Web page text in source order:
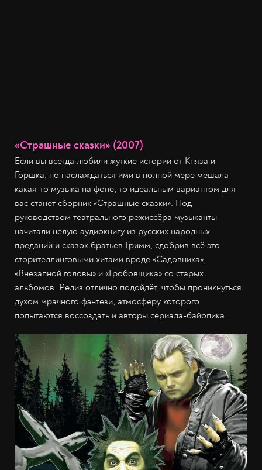
«Страшные сказки» (2007)
Если вы всегда любили жуткие истории от Княза и
Горшка, но наслаждаться ими в полной мере мешала
какая-то музыка на фоне, то идеальным вариантом для
вас станет сборник «Страшные сказки». Под
руководством театрального режиссёра музыканты
начитали целую аудиокнигу из русских народных
преданий и сказок братьев Гримм, сдобрив всё это
сторителлинговыми хитами вроде «Садовника»,
«Внезапной головы» и «Гробовщика» со старых
альбомов. Релиз отлично подойдёт, чтобы проникнуться
духом мрачного фэнтези, атмосферу которого
попытаются воссоздать и авторы сериала-байопика.